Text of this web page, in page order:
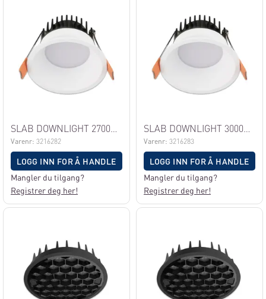
Varenr: 3216282
LOGG INN FOR Å HANDLE
Mangler du tilgang?
Registrer deg her!
Varenr: 3216283
LOGG INN FOR Å HANDLE
Mangler du tilgang?
Registrer deg her!